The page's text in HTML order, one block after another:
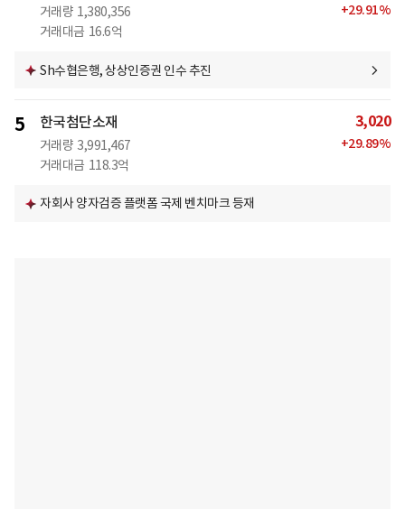
거래량 1,380,356
거래대금 16.6억
+29.91%
Sh수협은행, 상상인증권 인수 추진
5 한국첨단소재
거래량 3,991,467
거래대금 118.3억
3,020
+29.89%
자회사 양자검증 플랫폼 국제 벤치마크 등재